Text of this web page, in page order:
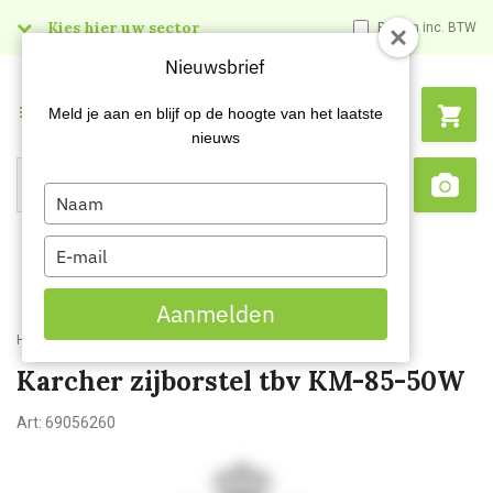
Kies hier uw sector Prijzen inc. BTW
Search
Menu
Home Karcher zijborstel tbv KM-85-50W
Karcher zijborstel tbv KM-85-50W
Art: 69056260
Nieuwsbrief
Meld je aan en blijf op de hoogte van het laatste
nieuws
Type
your
name
Type
your
email
Aanmelden